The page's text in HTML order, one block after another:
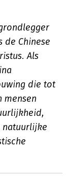
de Chinese
Als
die tot
mensen
natuurlijke